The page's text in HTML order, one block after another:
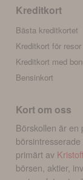
Kreditkort
Bästa kreditkortet
Kreditkort för resor
Kreditkort med
Bensinkort
Kort om oss
Börskollen är en
primärt av
börsen, aktier,